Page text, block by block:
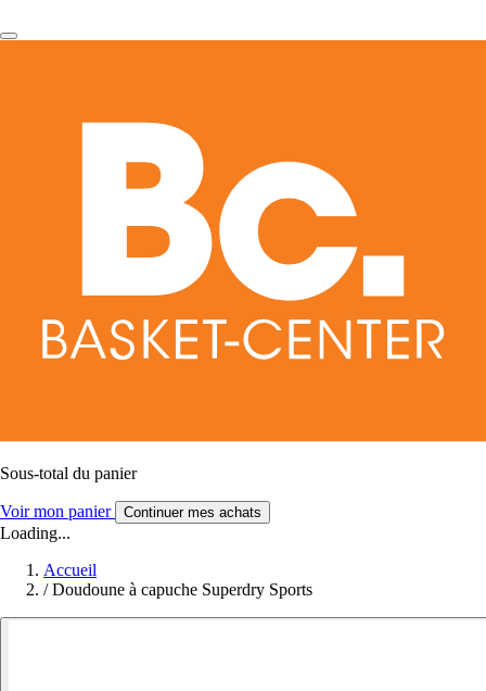
Sous-total du panier
Voir mon panier Continuer mes achats
Loading...
Accueil
/ Doudoune à capuche Superdry Sports